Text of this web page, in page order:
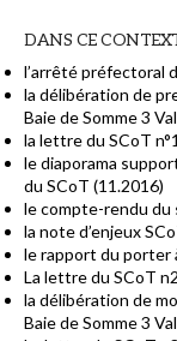
DANS CE
l’arrêté préfectoral
la délibération de
Baie de Somme 3
la lettre du SCoT
le diaporama
du SCoT (11.2016)
le compte-rendu du
la note d’enjeux
le rapport du porter
La lettre du SCoT
la délibération de
Baie de Somme 3